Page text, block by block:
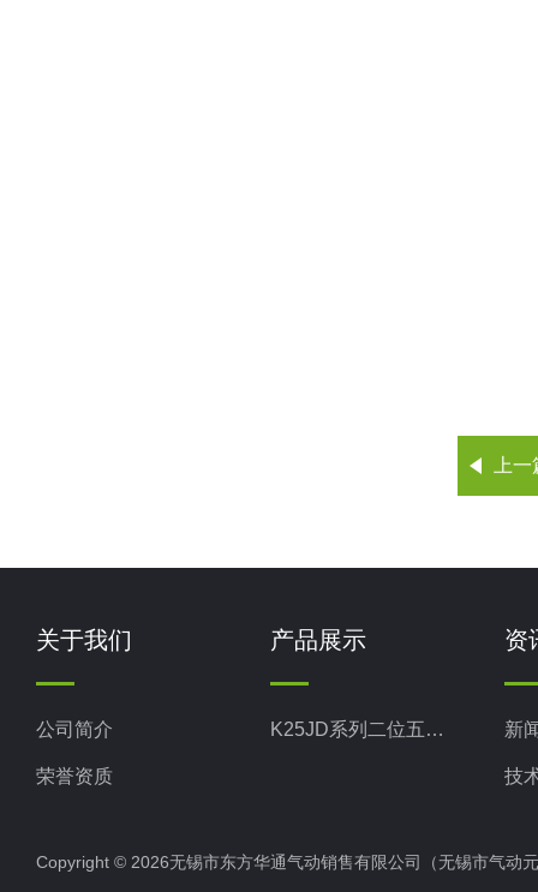
上
关于我们
公司简介
荣誉资质
产品展示
K25JD系列二位五通截止式换向阀
资
新
技
Copyright © 2026无锡市东方华通气动销售有限公司（无锡市气